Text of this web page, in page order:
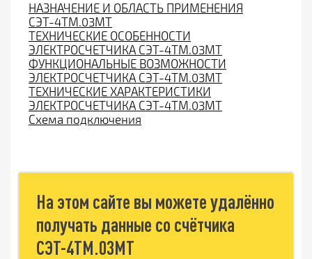
НАЗНАЧЕНИЕ И ОБЛАСТЬ ПРИМЕНЕНИЯ
СЭТ-4ТМ.03МТ
ТЕХНИЧЕСКИЕ ОСОБЕННОСТИ
ЭЛЕКТРОСЧЕТЧИКА СЭТ-4ТМ.03МТ
ФУНКЦИОНАЛЬНЫЕ ВОЗМОЖНОСТИ
ЭЛЕКТРОСЧЕТЧИКА СЭТ-4ТМ.03МТ
ТЕХНИЧЕСКИЕ ХАРАКТЕРИСТИКИ
ЭЛЕКТРОСЧЕТЧИКА СЭТ-4ТМ.03МТ
Схема подключения
На этом сайте вы можете удалённо
получать данные со счётчика
СЭТ-4ТМ.03МТ